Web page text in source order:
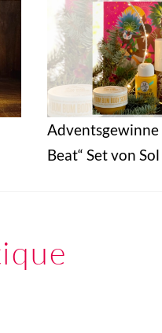
Adventsgewinne
Beat“ Set von